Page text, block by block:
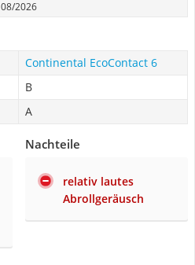
08/2026
Continental EcoContact 6
B
A
Nachteile
relativ lautes
Abrollgeräusch